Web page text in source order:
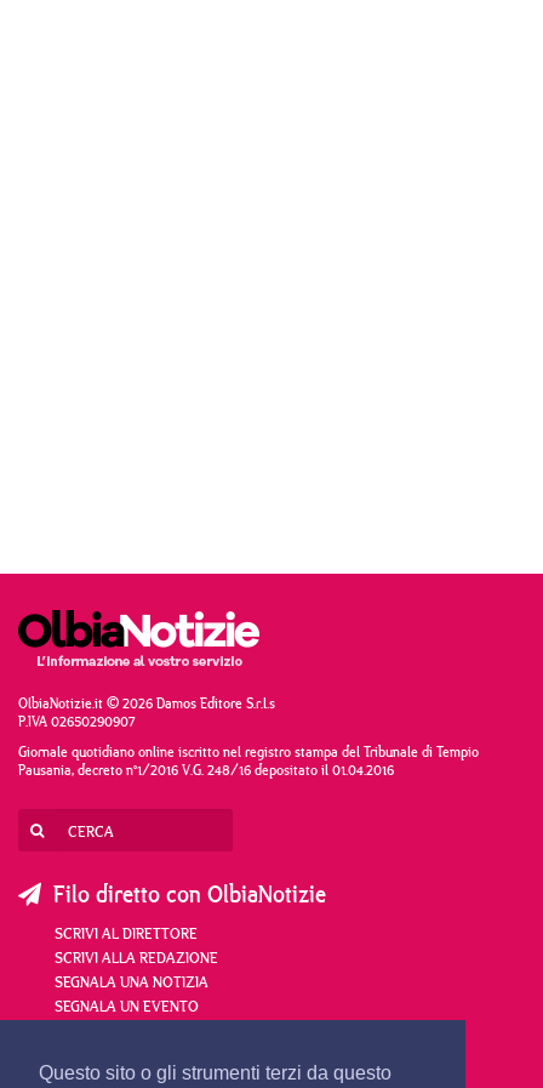
Questo sito o gli strumenti terzi da questo
OlbiaNotizie.it © 2026 Damos Editore S.r.l.s
P.IVA 02650290907
Giornale quotidiano online iscritto nel registro stampa del Tribunale di Tempio
Pausania, decreto n°1/2016 V.G. 248/16 depositato il 01.04.2016
Filo diretto con OlbiaNotizie
SCRIVI AL DIRETTORE
SCRIVI ALLA REDAZIONE
SEGNALA UNA NOTIZIA
SEGNALA UN EVENTO
redazione@olbianotizie.it